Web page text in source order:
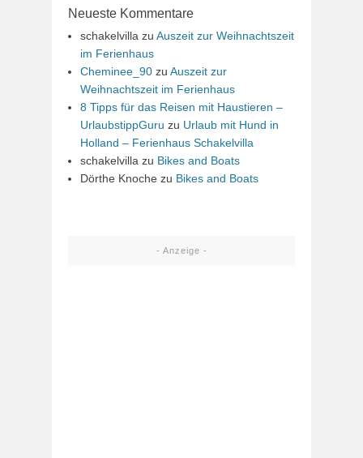
Neueste Kommentare
schakelvilla zu Auszeit zur Weihnachtszeit
im Ferienhaus
Cheminee_90 zu Auszeit zur
Weihnachtszeit im Ferienhaus
8 Tipps für das Reisen mit Haustieren –
UrlaubstippGuru zu Urlaub mit Hund in
Holland – Ferienhaus Schakelvilla
schakelvilla zu Bikes and Boats
Dörthe Knoche zu Bikes and Boats
- Anzeige -